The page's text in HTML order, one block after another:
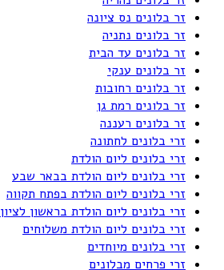
זר בלונים נס ציונה
זר בלונים נתניה
זר בלונים עד הבית
זר בלונים ענקי
זר בלונים רחובות
זר בלונים רמת גן
זר בלונים רעננה
זרי בלונים לחתונה
זרי בלונים ליום הולדת
זרי בלונים ליום הולדת בבאר שבע
זרי בלונים ליום הולדת בפתח תקווה
זרי בלונים ליום הולדת בראשון לציון
זרי בלונים ליום הולדת משלוחים
זרי בלונים מיוחדים
זרי פרחים מבלונים